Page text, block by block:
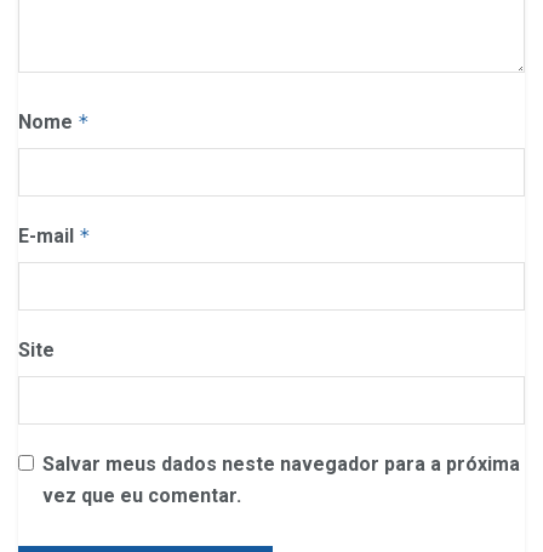
Nome *
E-mail *
Site
Salvar meus dados neste navegador para a próxima
vez que eu comentar.